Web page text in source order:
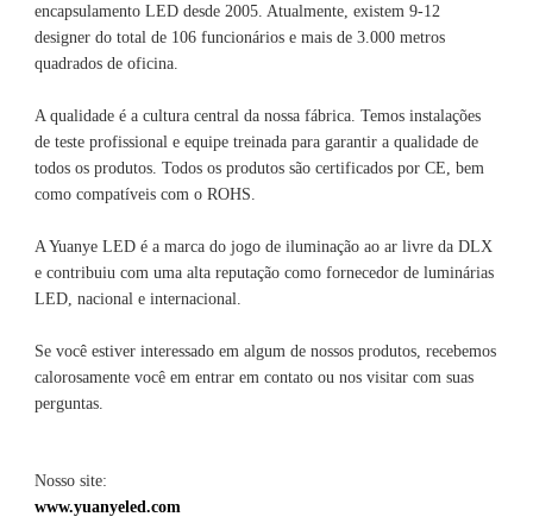
encapsulamento LED desde 2005. Atualmente, existem 9-12
designer do total de 106 funcionários e mais de 3.000 metros
A qualidade é a cultura central da nossa fábrica. Temos instalações
de teste profissional e equipe treinada para garantir a qualidade de
todos os produtos. Todos os produtos são certificados por CE, bem
A Yuanye LED é a marca do jogo de iluminação ao ar livre da DLX
e contribuiu com uma alta reputação como fornecedor de luminárias
Se você estiver interessado em algum de nossos produtos, recebemos
calorosamente você em entrar em contato ou nos visitar com suas
Nosso site: